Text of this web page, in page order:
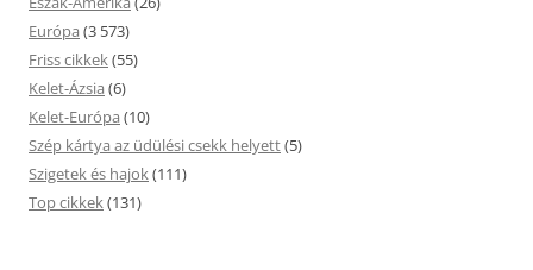
Európa (3 573)
Friss cikkek(55)
Kelet-Ázsia (6)
Kelet-Európa (10)
Szép kártya az üdülési csekk helyett(5)
Szigetek és hajok(111)
Top cikkek(131)